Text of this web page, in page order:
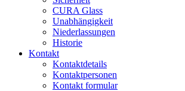
CURA Glass
Unabhängigkeit
Niederlassungen
Historie
Kontakt
Kontaktdetails
Kontaktpersonen
Kontakt formular